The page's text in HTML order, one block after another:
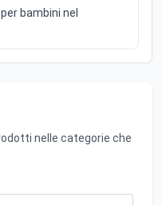
bambini nel
nelle categorie che